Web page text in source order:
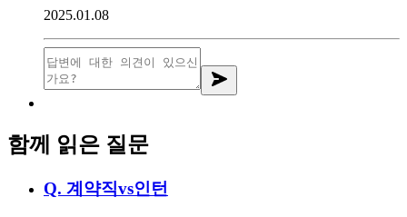
2025.01.08
함께 읽은 질문
Q. 계약직vs인턴